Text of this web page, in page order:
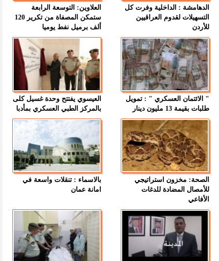
الدهامشة : الداخلية وفرت كل
التسهيلات لقدوم العراقيين
للأردن
العلاوين: التوسعة الرابعة
ستمكن المصفاة من تكرير 120
ألف برميل نفط يوميا
" الائتمان العسكري " : تمويل
طلبات بقيمة 13 مليون دينار
العيسوي يفتتح وحدة غسيل كلى
بالمركز الطبي العسكري بمأدبا
الصحة: مخزون استراتيجي
للأمصال المضادة للدغات
الأفاعي
بالاسماء : تنقلات واسعة في
امانة عمان